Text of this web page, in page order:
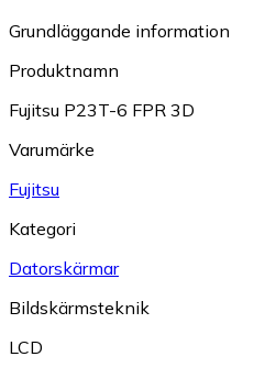
Grundläggande information
Produktnamn
Fujitsu P23T-6 FPR 3D
Varumärke
Fujitsu
Kategori
Datorskärmar
Bildskärmsteknik
LCD